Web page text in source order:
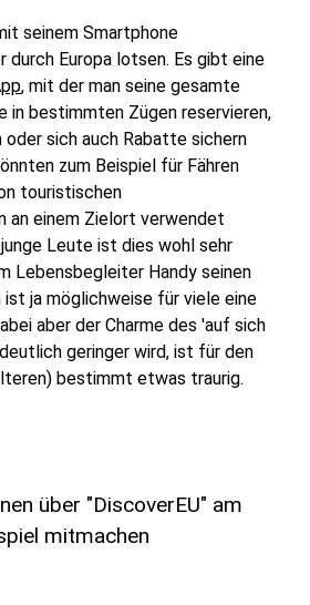
seinem Smartphone
durch Europa lotsen. Es gibt eine
, mit der man seine gesamte
in bestimmten Zügen reservieren,
oder sich auch Rabatte sichern
zum Beispiel für Fähren
touristischen
an einem Zielort verwendet
Leute ist dies wohl sehr
Lebensbegleiter Handy seinen
ja möglichweise für viele eine
aber der Charme des 'auf sich
geringer wird, ist für den
bestimmt etwas traurig.
über "DiscoverEU" am
mitmachen